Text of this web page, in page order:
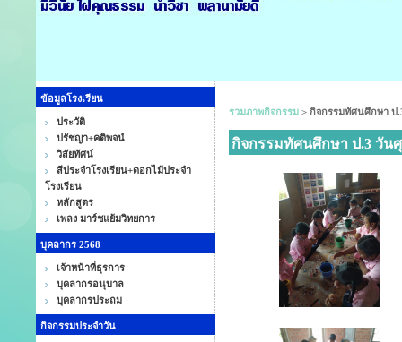
ข้อมูลโรงเรียน
ประวัติ
ปรัชญา+คติพจน์
วิสัยทัศน์
สีประจำโรงเรียน+ดอกไม้ประจำ
โรงเรียน
หลักสูตร
เพลง มาร์ชแย้มวิทยการ
บุคลากร 2568
เจ้าหน้าที่ธุรการ
บุคลากรอนุบาล
บุคลากรประถม
กิจกรรมประจำวัน
รวมภาพกิจกรรม > กิจกรรมทัศนศึกษา ป
กิจกรรมทัศนศึกษา ป.3 วัน